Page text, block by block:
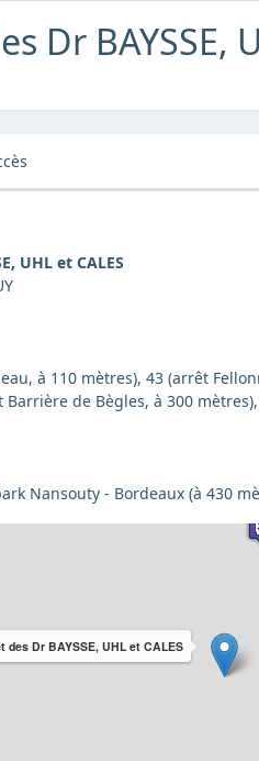
Dr BAYSSE,
UHL et CALES
à 110 mètres), 43 (arrêt
de Bègles, à 300
Nansouty - Bordeaux (à 430
des Dr BAYSSE, UHL et CALES